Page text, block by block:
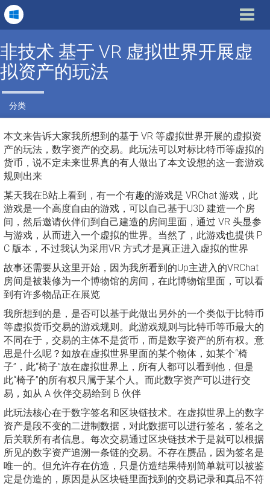
Toggle
非技术 基于 VR 虚拟世界开展虚
拟资产的玩法
分类
本文来告诉大家我所想到的基于 VR 等虚拟世界开展的虚拟资
产的玩法，数字资产的交易。此玩法可以对标比特币等虚拟的
货币，说不定未来世界真的有人做出了本文设想的这一套游戏
规则出来
某天我在B站上看到，有一个有趣的游戏是 VRChat 游戏，此
游戏是一个高度自由的游戏，可以自己基于U3D 建造一个房
间，然后邀请伙伴们到自己建造的房间里面，通过 VR 头显参
与游戏，从而进入一个虚拟的世界。当然了，此游戏也提供 P
C 版本，不过我认为采用VR 方式才是真正进入虚拟的世界
故事还需要从这里开始，因为我所看到的Up主进入的VRChat
房间是被装修为一个博物馆的房间，在此博物馆里面，可以看
到有许多物品正在展览
我所想到的是，是否可以基于此做出另外的一个类似于比特币
等虚拟货币交易的游戏规则。此游戏规则与比特币等币最大的
不同在于，交易的主体不是货币，而是数字资产的所有权。意
思是什么呢？如放在虚拟世界里面的某个物体，如某个“椅
子”，此“椅子”放在虚拟世界上，所有人都可以看到他，但是
此“椅子”的所有权只属于某个人。而此数字资产可以进行交
易，如从 A 伙伴交易给到 B 伙伴
此玩法核心在于数字签名和区块链技术。在虚拟世界上的数字
资产是段不变的二进制数据，对此数据可以进行签名，签名之
后关联所有者信息。每次交易通过区块链技术于是就可以根据
所见的数字资产追溯一条链的交易。不存在赝品，因为签名是
唯一的。但允许存在仿造，只是仿造结果特别简单就可以被鉴
定是仿造的，原因是从区块链里面找到的交易记录和真品不符